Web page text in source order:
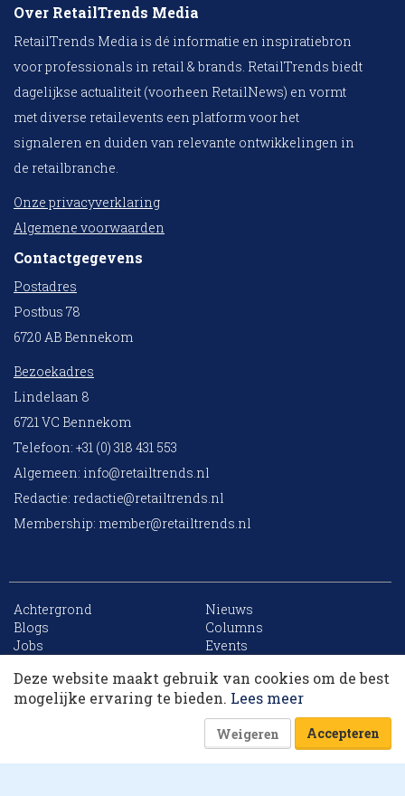
Dit artikel krijg je cadeau. Lees alles van
RetailTrends voor slechts € 10,- (eerste maand).
Of log in
Over RetailTrends Media
RetailTrends Media is dé informatie en inspiratiebron
voor professionals in retail & brands. RetailTrends biedt
dagelijkse actualiteit (voorheen RetailNews) en vormt
met diverse retailevents een platform voor het
signaleren en duiden van relevante ontwikkelingen in
de retailbranche.
Onze privacyverklaring
Algemene voorwaarden
Contactgegevens
Postadres
Postbus 78
6720 AB Bennekom
Bezoekadres
Lindelaan 8
6721 VC Bennekom
Telefoon: +31 (0) 318 431 553
Algemeen: info@retailtrends.nl
Redactie: redactie@retailtrends.nl
Membership: member@retailtrends.nl
Achtergrond
Nieuws
Blogs
Columns
Jobs
Events
Archief
Sitemap
Website is powered by
Deze website maakt gebruik van cookies om de best
mogelijke ervaring te bieden. Lees meer
Weigeren Accepteren